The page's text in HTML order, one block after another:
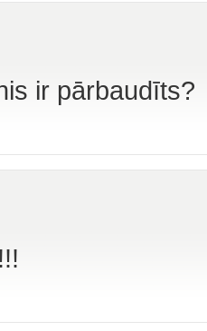
ir pārbaudīts?